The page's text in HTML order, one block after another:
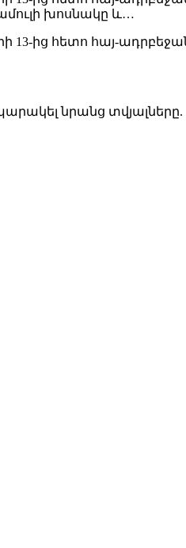
խոսնակը և…
13-ից հետո հայ-
նրանց տվյալները.